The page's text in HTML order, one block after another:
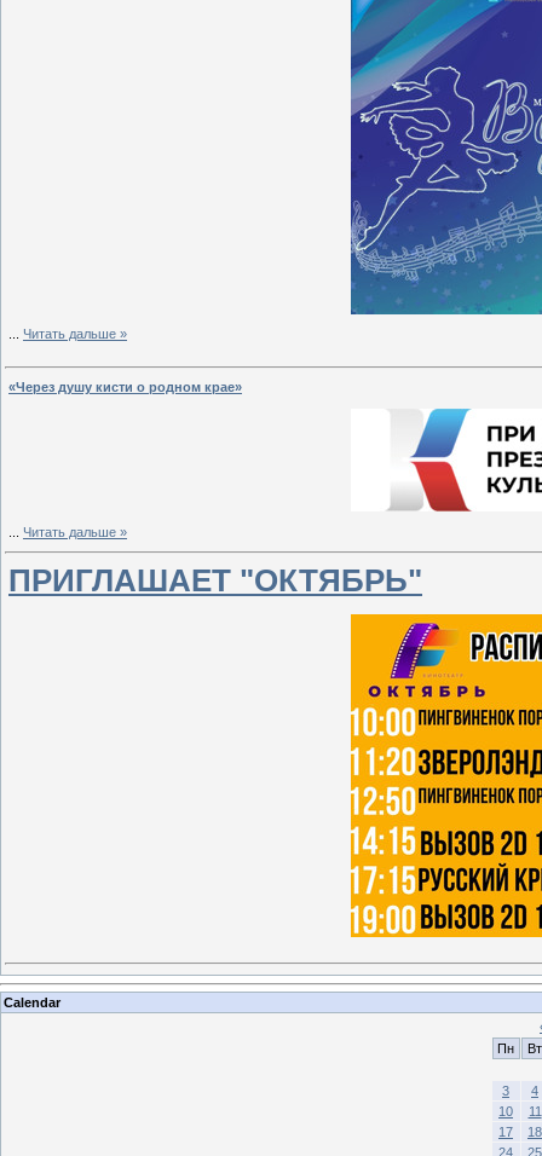
Читать дальше »
«Через душу кисти о родном крае»
Читать дальше »
ПРИГЛАШАЕТ "ОКТЯБРЬ"
Calendar
Пн
Вт
3
4
10
11
17
18
24
25